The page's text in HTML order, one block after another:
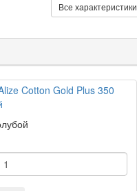
Все характеристики